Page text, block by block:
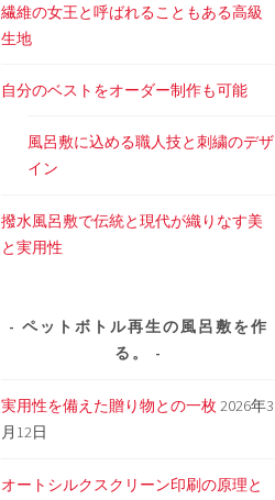
繊維の女王と呼ばれることもある高級
生地
自分のベストをオーダー制作も可能
風呂敷に込める職人技と刺繍のデザ
イン
撥水風呂敷で伝統と現代が織りなす美
と実用性
ペットボトル再生の風呂敷を作
る。
実用性を備えた贈り物との一枚 2026年3
月12日
オートシルクスクリーン印刷の原理と